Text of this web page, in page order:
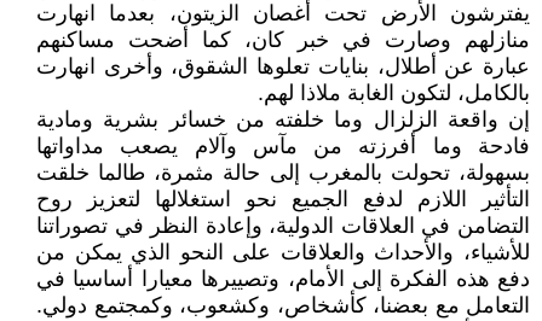
يفترشون الأرض تحت أغصان الزيتون، بعدما انهارت
منازلهم وصارت في خبر كان، كما أضحت مساكنهم
عبارة عن أطلال، بنايات تعلوها الشقوق، وأخرى انهارت
بالكامل، لتكون الغابة ملاذا لهم.
إن واقعة الزلزال وما خلفته من خسائر بشرية ومادية
فادحة وما أفرزته من مآس وآلام يصعب مداواتها
بسهولة، تحولت بالمغرب إلى حالة مثمرة، طالما خلقت
التأثير اللازم لدفع الجميع نحو استغلالها لتعزيز روح
التضامن في العلاقات الدولية، وإعادة النظر في تصوراتنا
للأشياء، والأحداث والعلاقات على النحو الذي يمكن من
دفع هذه الفكرة إلى الأمام، وتصييرها معيارا أساسيا في
التعامل مع بعضنا، كأشخاص، وكشعوب، وكمجتمع دولي.